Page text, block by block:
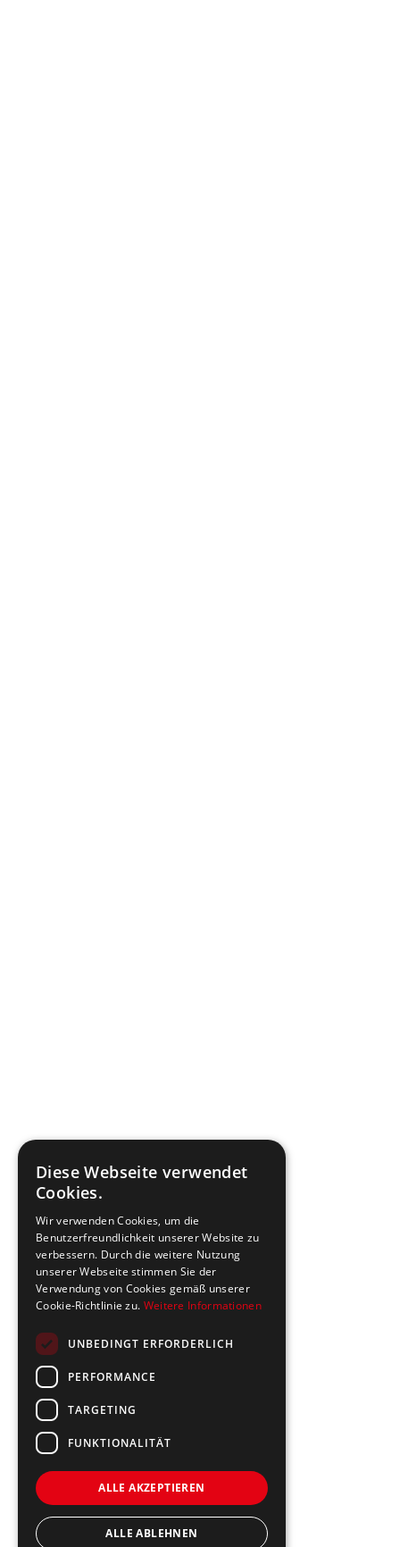
Diese Webseite verwendet
Cookies.
Wir verwenden Cookies, um die
Benutzerfreundlichkeit unserer Website zu
verbessern. Durch die weitere Nutzung
unserer Webseite stimmen Sie der
Verwendung von Cookies gemäß unserer
Cookie-Richtlinie zu. Weitere Informationen
UNBEDINGT ERFORDERLICH
PERFORMANCE
TARGETING
FUNKTIONALITÄT
ALLE AKZEPTIEREN
ALLE ABLEHNEN